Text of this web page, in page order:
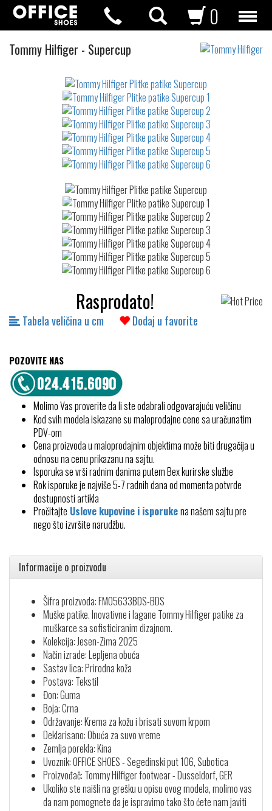
0
Tommy Hilfiger Plitke
patike
- Supercup
waterrepellent
Rasprodato!
Tabela veličina u cm Dodaj u favorite
POZOVITE NAS
Molimo Vas proverite da li ste odabrali odgovarajuću veličinu
Kod svih modela iskazane su maloprodajne cene sa uračunatim
PDV-om
Cena proizvoda u maloprodajnim objektima može biti drugačija u
odnosu na cenu prikazanu na sajtu.
Isporuka se vrši radnim danima putem Bex kurirske službe
Rok isporuke je najviše 5-7 radnih dana od momenta potvrde
dostupnosti artikla
Pročitajte Uslove kupovine i isporukena našem sajtu pre
nego što izvršite narudžbu.
Informacije o proizvodu
Šifra proizvoda: FM05633BDS-BDS
Muške patike. Inovativne i lagane Tommy Hilfiger patike za
muškarce sa sofisticiranim dizajnom.
Kolekcija: Jesen-Zima 2025
Način izrade: Lepljena obuća
Sastav lica: Prirodna koža
Postava: Tekstil
Đon: Guma
Boja: Crna
Održavanje: Krema za kožu i brisati suvom krpom
Deklarisano: Obuća za suvo vreme
Zemlja porekla: Kina
Uvoznik: OFFICE SHOES - Segedinski put 106, Subotica
Proizvođač: Tommy Hilfiger footwear - Dusseldorf, GER
Ukoliko ste naišli na grešku u opisu ovog modela, molimo vas
da nam pomognete da je ispravimo tako što ćete nam javiti